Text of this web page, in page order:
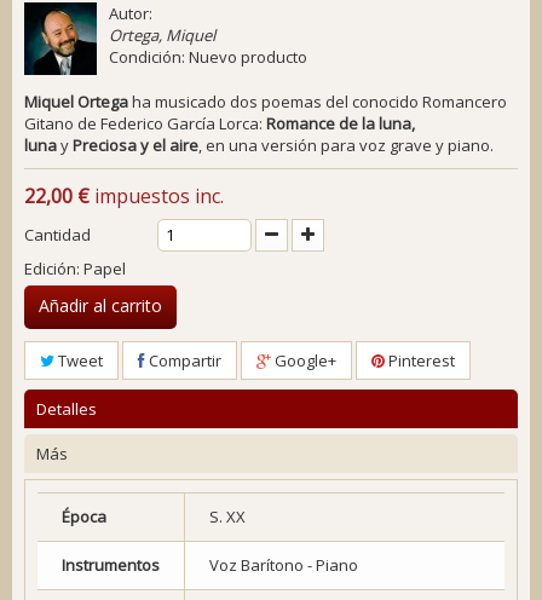
Autor:
Ortega, Miquel
Condición: Nuevo producto
Miquel Ortegaha musicado dos poemas del conocido Romancero
Gitano de Federico García Lorca: Romance de la luna,
lunayPreciosa y el aire , en una versión para voz grave y piano.
22,00 € impuestos inc.
Cantidad
Edición: Papel
Añadir al carrito
Tweet Compartir Google+ Pinterest
Detalles
Más
Época S. XX
Instrumentos Voz Barítono - Piano